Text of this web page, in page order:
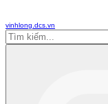
vinhlong.dcs.vn